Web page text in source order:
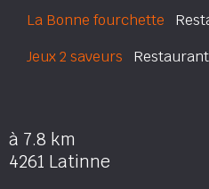
La Bonne fourchette
Jeux 2 saveurs Restaurant
à 7.8 km
4261 Latinne